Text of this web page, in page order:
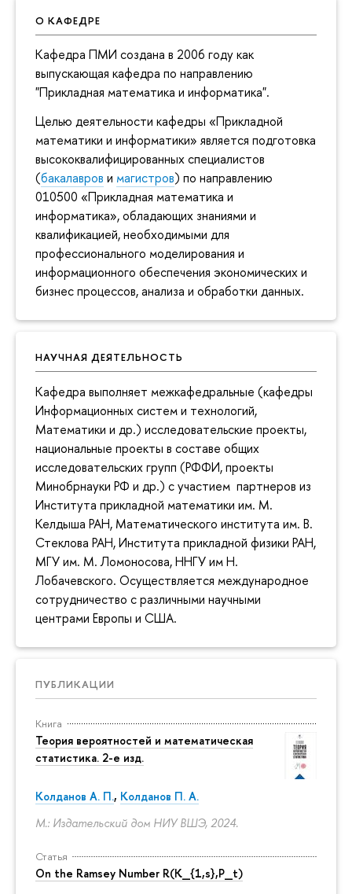
О КАФЕДРЕ
Кафедра ПМИ создана в 2006 году как
выпускающая кафедра по направлению
"Прикладная математика и информатика".
Целью деятельности кафедры «Прикладной
математики и информатики» является подготовка
высококвалифицированных специалистов
(бакалавров и магистров) по направлению
010500 «Прикладная математика и
информатика», обладающих знаниями и
квалификацией, необходимыми для
профессионального моделирования и
информационного обеспечения экономических и
бизнес процессов, анализа и обработки данных.
НАУЧНАЯ ДЕЯТЕЛЬНОСТЬ
Кафедра выполняет межкафедральные (кафедры
Информационных систем и технологий,
Математики и др.) исследовательские проекты,
национальные проекты в составе общих
исследовательских групп (РФФИ, проекты
Минобрнауки РФ и др.) с участием партнеров из
Института прикладной математики им. М.
Келдыша РАН, Математического института им. В.
Стеклова РАН, Института прикладной физики РАН,
МГУ им. М. Ломоносова, ННГУ им Н.
Лобачевского. Осуществляется международное
сотрудничество с различными научными
центрами Европы и США.
ПУБЛИКАЦИИ
Книга
Теория вероятностей и математическая
статистика. 2-е изд.
Колданов А. П., Колданов П. А.
М.: Издательский дом НИУ ВШЭ, 2024.
Статья
On the Ramsey Number R(K_{1,s},P_t)